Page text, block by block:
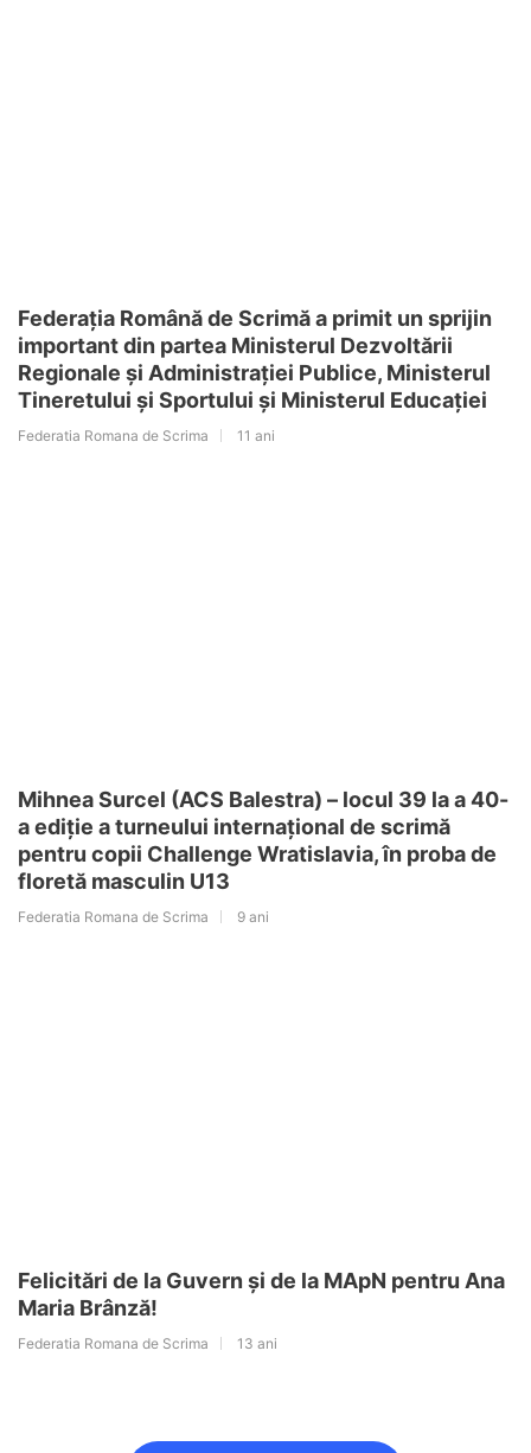
Federația Română de Scrimă a primit un sprijin
important din partea Ministerul Dezvoltării
Regionale și Administrației Publice, Ministerul
Tineretului și Sportului și Ministerul Educației
Federatia Romana de Scrima 11 ani
Mihnea Surcel (ACS Balestra) – locul 39 la a 40-
a ediție a turneului internațional de scrimă
pentru copii Challenge Wratislavia, în proba de
floretă masculin U13
Federatia Romana de Scrima 9 ani
Felicitări de la Guvern şi de la MApN pentru Ana
Maria Brânză!
Federatia Romana de Scrima 13 ani